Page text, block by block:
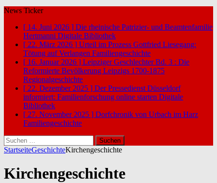
News Ticker
[ 14. Juni 2026 ] Die rheinische Patrizier- und Beamtenfamilie
Hertmanni Digitale Bibliothek
[ 22. März 2026 ] Urteil im Prozess Gottfried Liesegang:
Tötung auf Verlangen Familiengeschichte
[ 16. Januar 2026 ] Leipziger Geschlechter Bd. 3 : Die
Reformierte Bevölkerung Leipzigs 1700-1875
Regionalgeschichte
[ 22. Dezember 2025 ] Der Pressedienst Düsseldorf
informiert: Familienforschung online starten Digitale
Bibliothek
[ 27. November 2025 ] Dorfchronik von Urbach im Harz
Familiengeschichte
Suchen
nach:
StartseiteGeschichteKirchengeschichte
Kirchengeschichte